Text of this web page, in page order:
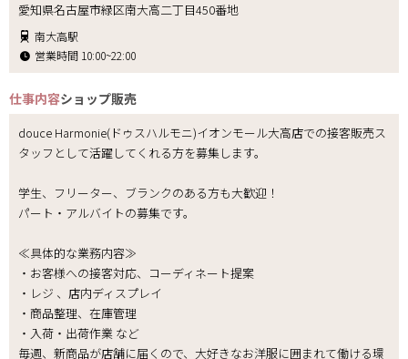
愛知県名古屋市緑区南大高二丁目450番地
南大高駅
営業時間 10:00~22:00
仕事内容ショップ販売
douce Harmonie(ドゥスハルモニ)イオンモール大高店での接客販売ス
タッフとして活躍してくれる方を募集します。
学生、フリーター、ブランクのある方も大歓迎！
パート・アルバイトの募集です。
≪具体的な業務内容≫
・お客様への接客対応、コーディネート提案
・レジ 、店内ディスプレイ
・商品整理、在庫管理
・入荷・出荷作業 など
毎週、新商品が店舗に届くので、大好きなお洋服に囲まれて働ける環